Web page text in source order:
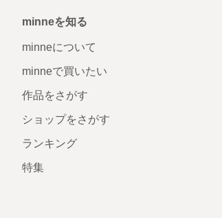
minneを知る
minneについて
minneで買いたい
作品をさがす
ショップをさがす
ランキング
特集